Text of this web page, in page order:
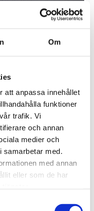
Om
att anpassa innehållet
funktioner
trafik. Vi
och annan
medier och
samarbetar med.
med annan
eller som de har
edetessä erilaisille
on eläinklinikka Livetin
Elina Järvelä
valmistui kahdessa
IBM:n
noin 36 000
muassa
sopiviksi.